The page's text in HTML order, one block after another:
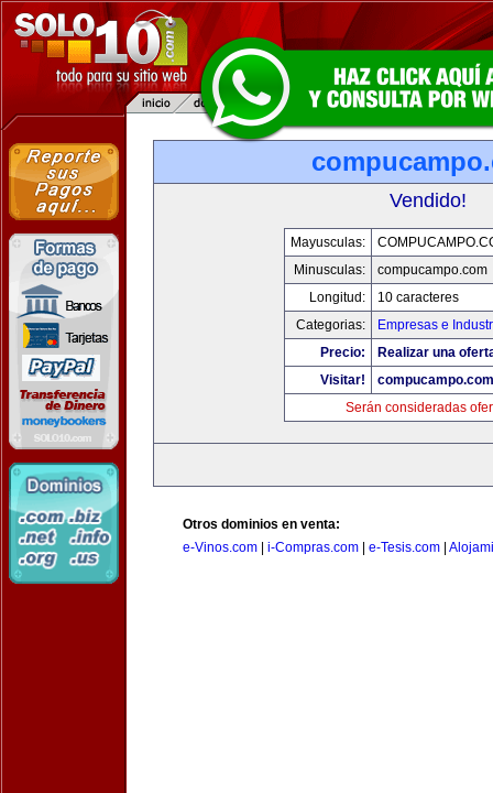
Vendido!
Mayusculas:
Minusculas:
compucampo.com
Longitud:
10 caracteres
Categorias:
Empresas e
Precio:
Realizar una
Visitar!
compucampo.com
Serán consideradas
Otros dominios en venta:
e-Vinos.com
i-Compras.com e-Tesis.com